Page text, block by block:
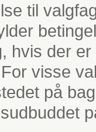
til
hvis der
visse
på